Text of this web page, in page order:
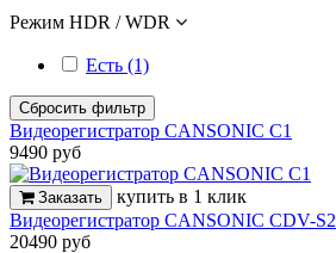
Режим HDR / WDR
Есть (1)
Сбросить фильтр
Видеорегистратор CANSONIC C1
9490 руб
Заказать
купить в 1 клик
Видеорегистратор CANSONIC CDV-S2
20490 руб